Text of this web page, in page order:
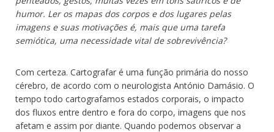
humor. Ler os mapas dos corpos e dos lugares pelas
imagens e suas motivações é, mais que uma tarefa
semiótica, uma necessidade vital de sobrevivência?
Com certeza. Cartografar é uma função primária do nosso
cérebro, de acordo com o neurologista António Damásio. O
tempo todo cartografamos estados corporais, o impacto
dos fluxos entre dentro e fora do corpo, imagens que nos
afetam e assim por diante. Quando podemos observar a